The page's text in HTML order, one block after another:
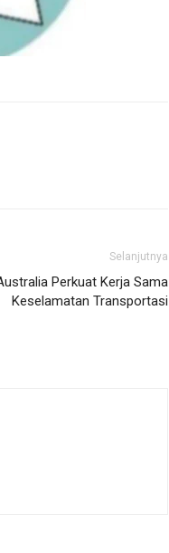
Selanjutnya
Perkuat Kerja Sama
Keselamatan Transportasi